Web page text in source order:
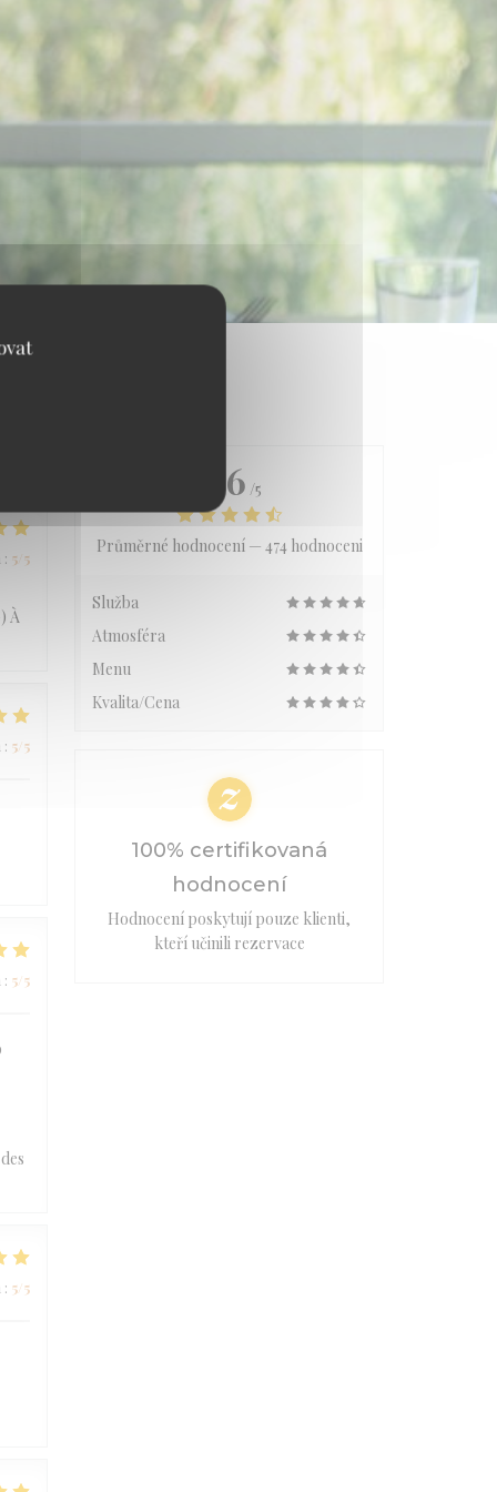
: 5 /5
À
: 5/5
: 5/5
: 5/5
4.6 /5
Průměrné hodnocení — 474 hodnoceni
Služba
Atmosféra
Menu
Kvalita/Cena
100% certifikovaná
hodnocení
Hodnocení poskytují pouze klienti,
kteří učinili rezervace